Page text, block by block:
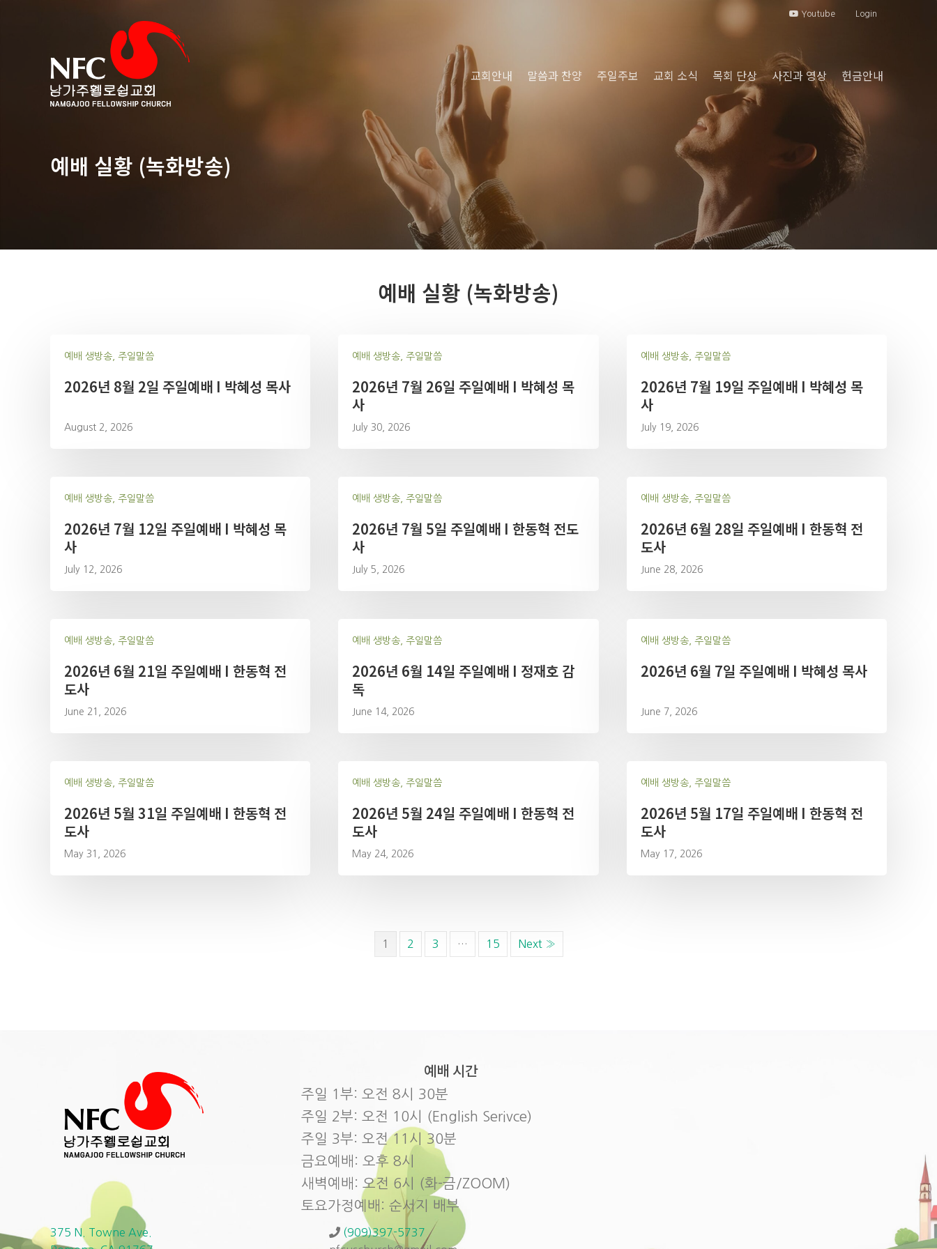
Youtube Login
교회안내 말씀과 찬양 주일주보 교회 소식 목회 단상 사진과 영상 헌금안내
예배 실황 (녹화방송)
예배 실황 (녹화방송)
예배 생방송, 주일말씀
2026년 8월 2일 주일예배 I 박혜성 목사
August 2, 2026
예배 생방송, 주일말씀
2026년 7월 26일 주일예배 I 박혜성 목
사
July 30, 2026
예배 생방송, 주일말씀
2026년 7월 19일 주일예배 I 박혜성 목
사
July 19, 2026
예배 생방송, 주일말씀
2026년 7월 12일 주일예배 I 박혜성 목
사
July 12, 2026
예배 생방송, 주일말씀
2026년 7월 5일 주일예배 I 한동혁 전도
사
July 5, 2026
예배 생방송, 주일말씀
2026년 6월 28일 주일예배 I 한동혁 전
도사
June 28, 2026
예배 생방송, 주일말씀
2026년 6월 21일 주일예배 I 한동혁 전
도사
June 21, 2026
예배 생방송, 주일말씀
2026년 6월 14일 주일예배 I 정재호 감
독
June 14, 2026
예배 생방송, 주일말씀
2026년 6월 7일 주일예배 I 박혜성 목사
June 7, 2026
예배 생방송, 주일말씀
2026년 5월 31일 주일예배 I 한동혁 전
도사
May 31, 2026
예배 생방송, 주일말씀
2026년 5월 24일 주일예배 I 한동혁 전
도사
May 24, 2026
예배 생방송, 주일말씀
2026년 5월 17일 주일예배 I 한동혁 전
도사
May 17, 2026
1 2 3 … 15 Next »
예배 시간
주일 1부: 오전 8시 30분
주일 2부: 오전 10시 (English Serivce)
주일 3부: 오전 11시 30분
금요예배: 오후 8시
새벽예배: 오전 6시 (화-금/ZOOM)
토요가정예배: 순서지 배부
375 N. Towne Ave.
(909)397-5737